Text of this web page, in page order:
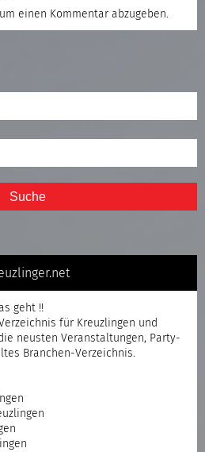
einen Kommentar abzugeben.
Suche
geht !!
für Kreuzlingen und
neusten Veranstaltungen, Party-
Branchen-Verzeichnis.